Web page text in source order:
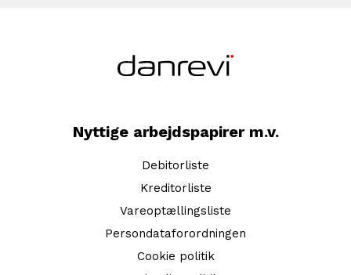
Nyttige arbejdspapirer m.v.
Debitorliste
Kreditorliste
Vareoptællingsliste
Persondataforordningen
Cookie politik